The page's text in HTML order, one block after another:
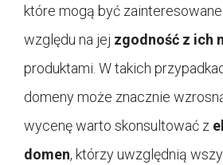
które mogą być
względu na jej zgodność z ich
produktami. W takich
domeny może znacznie
wycenę warto skonsultować z
domen, którzy uwzględnią